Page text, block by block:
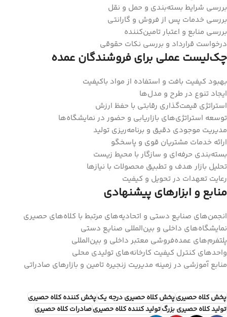
بررسی شرایط بسته‌بندی و حمل و نقل
بررسی خدمات پس از فروش و گارانتی
بررسی منابع و اعتبار تامین‌کننده
درخواست قرارداد و بررسی نکات حقوقی
چک‌لیست عملی برای فروشندگان عمده
بهبود کیفیت بافت و استفاده از مواد باکیفیت
ایجاد تنوع در طرح و مدل‌ها
استراتژی قیمت‌گذاری رقابتی با حفظ ارزش
توسعه استراتژی‌های بازاریابی و حضور در نمایشگاه‌ها
مدیریت موجودی دقیق و برنامه‌ریزی تولید
ارائه خدمات مشتریان قوی و پاسخگو
بسته‌بندی حرفه‌ای و سازگار با محیط زیست
تحلیل بازار هدف و تطبیق محصولات با نیازها
رعایت تعهدات در تحویل و کیفیت
منابع و ابزارهای پیشنهادی
انجمن‌های صنایع دستی و اتحادیه‌های مرتبط با کلاه‌های حصیری
نمایشگاه‌های داخلی و بین‌المللی صنایع دستی
پلتفرم‌های عمده‌فروشی معتبر داخلی و بین‌المللی
واحدهای کنترل کیفیت کارخانه‌های تولیدی محلی
منابع آموزشی در زمینه مدیریت زنجیره تامین و بازارهای صادراتی
پخش کلاه حصیریپخش کلاه حصیری درجه یکپخش کننده کلاه حصیری
تولید کلاه حصیری بزرگتولید کننده کلاه حصیریصادرات کلاه حصیری